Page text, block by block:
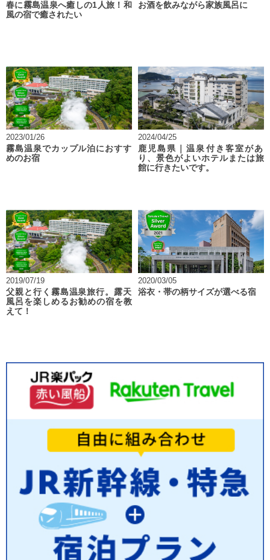
春に霧島温泉へ癒しの1人旅！和
風の宿で癒されたい
お酒を飲みながら家族風呂に
2023/01/26
霧島温泉でカップル泊におすす
めのお宿
2024/04/25
鹿児島県｜温泉付き客室があ
り、景色がよいホテルまたは旅
館に行きたいです。
2019/07/19
父親と行く霧島温泉旅行。露天
風呂を楽しめるお勧めの宿を教
えて！
2020/03/05
浴衣・帯の柄サイズが選べる宿